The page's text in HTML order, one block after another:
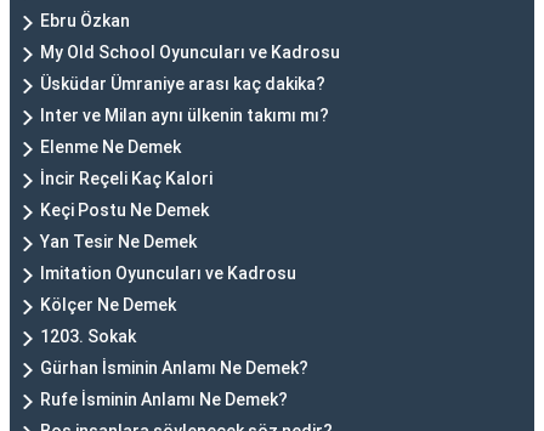
Ebru Özkan
My Old School Oyuncuları ve Kadrosu
Üsküdar Ümraniye arası kaç dakika?
Inter ve Milan aynı ülkenin takımı mı?
Elenme Ne Demek
İncir Reçeli Kaç Kalori
Keçi Postu Ne Demek
Yan Tesir Ne Demek
Imitation Oyuncuları ve Kadrosu
Kölçer Ne Demek
1203. Sokak
Gürhan İsminin Anlamı Ne Demek?
Rufe İsminin Anlamı Ne Demek?